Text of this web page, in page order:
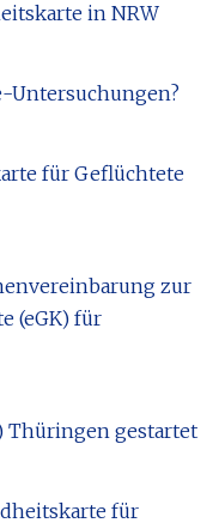
in NRW
Untersuchungen?
für Geflüchtete
zur
(eGK) für
Thüringen gestartet
für